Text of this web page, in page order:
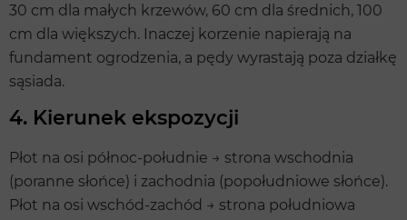
30 cm dla małych krzewów, 60 cm dla średnich, 100
cm dla większych. Inaczej korzenie napierają na
fundament ogrodzenia, a pędy wyrastają poza działkę
sąsiada.
4. Kierunek ekspozycji
Płot na osi północ-południe → strona wschodnia
(poranne słońce) i zachodnia (popołudniowe słońce).
Płot na osi wschód-zachód → strona południowa